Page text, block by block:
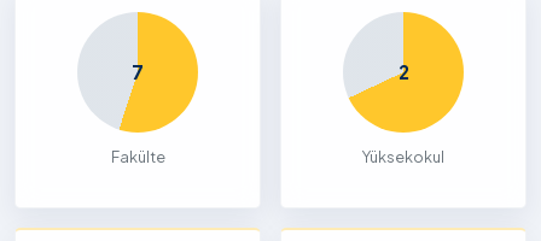
7
Fakülte
2
Yüksekokul